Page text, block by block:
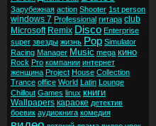
Зарубежная action Shooter 1st person
windows 7 Professional гитара club
Microsoft Remix Disco Enterprise
super звезды жизнь Pop Simulator
Racing Manager Music mega кино
Rock Pro компании интернет
женщина Project House Collection
Trance office World Latin Lounge
Chillout Games linux книги
Wallpapers караоке детектив
боевик аудиокнига комедия